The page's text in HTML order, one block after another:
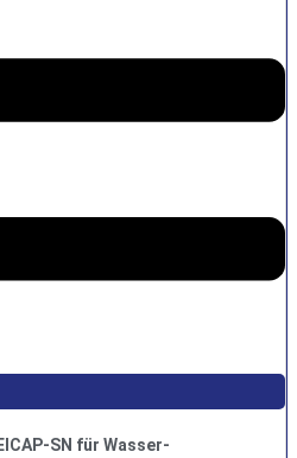
SN für Wasser-